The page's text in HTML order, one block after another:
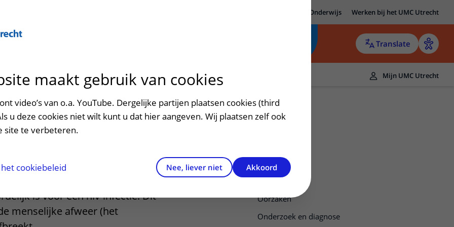
Onderwijs Werken bij het UMC Utrecht
Translate
patiëntportaal
het ziekenhuis
en voorzieningen
en veiligheid
Contact en route
Contactgegevens
Contact met polikliniek
Verwijzers
Teleconsult aanvragen
Zorgverlenersportaal
Mijn UMC Utrecht
Oorzaken
Onderzoek en diagnose
(hiv) is de naam van het
is voor een hiv-infectie. Dit
menselijke afweer (het
maakt gebruik van cookies
video’s van o.a. YouTube. Dergelijke partijen plaatsen cookies (third
u deze cookies niet wilt kunt u dat hier aangeven. Wij plaatsen zelf ook
site te verbeteren.
cookiebeleid Nee, liever niet Akkoord